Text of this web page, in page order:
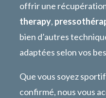
offrir une
therapy,
bien d’autres
adaptées selon vos
Que vous soyez
confirmé, nous vous